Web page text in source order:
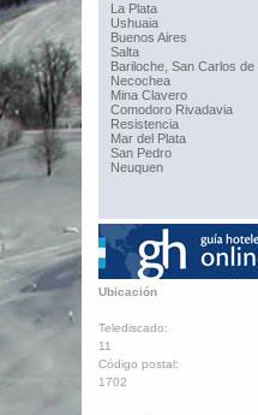
La Plata
Ushuaia
Buenos Aires
Salta
Bariloche, San Carlos de
Necochea
Mina Clavero
Comodoro Rivadavia
Resistencia
Mar del Plata
San Pedro
Neuquen
Ubicación
Telediscado:
11
Código postal:
1702